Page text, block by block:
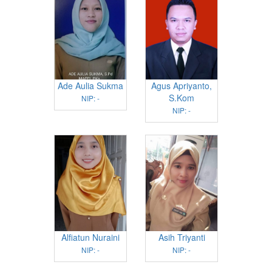
Ade Aulia Sukma
NIP: -
Agus Apriyanto,
S.Kom
NIP: -
Alfiatun Nuraini
NIP: -
Asih Triyanti
NIP: -